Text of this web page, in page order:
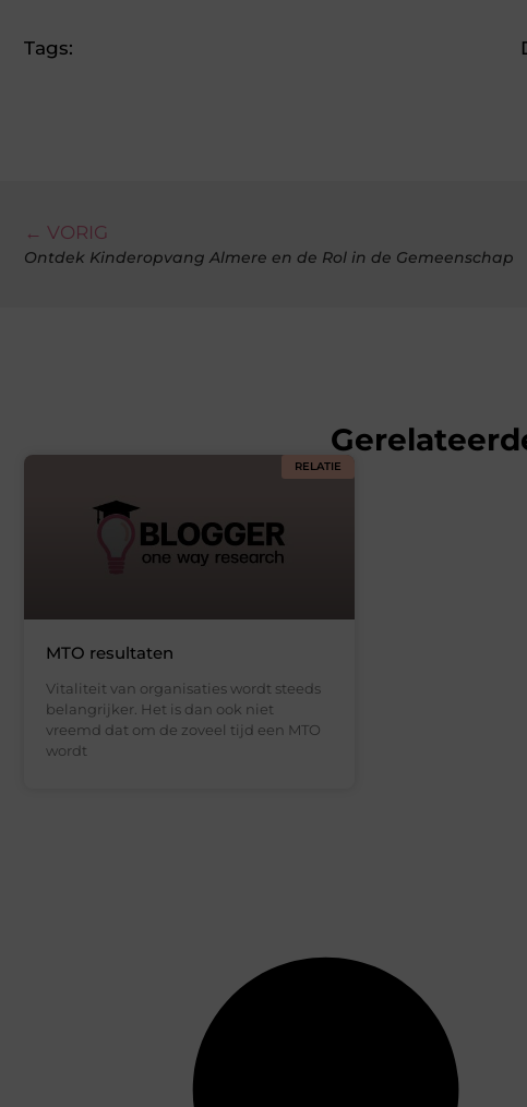
Tags:
← VORIG
Ontdek Kinderopvang Almere en de Rol in de Gemeenschap
RELATIE
MTO resultaten
Vitaliteit van organisaties wordt steeds
belangrijker. Het is dan ook niet
vreemd dat om de zoveel tijd een MTO
wordt